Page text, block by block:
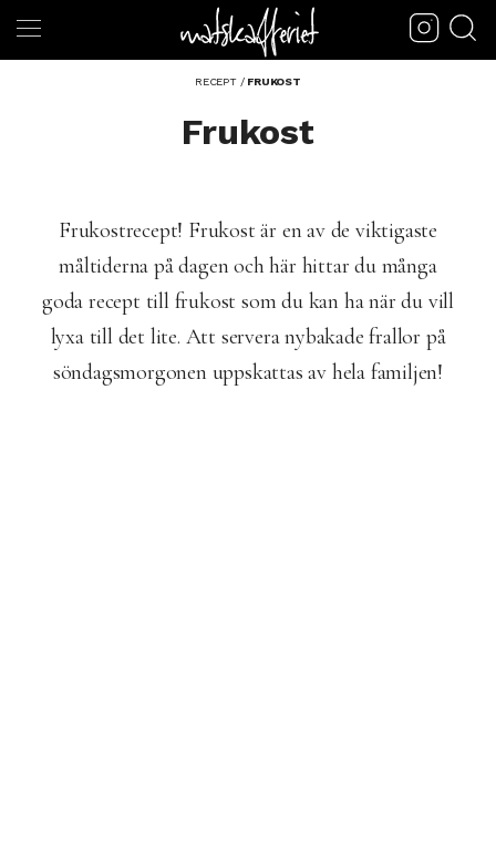
RECEPT/ FRUKOST
Frukost
Frukostrecept! Frukost är en av de viktigaste
måltiderna på dagen och här hittar du många
goda recept till frukost som du kan ha när du vill
lyxa till det lite. Att servera nybakade frallor på
söndagsmorgonen uppskattas av hela familjen!